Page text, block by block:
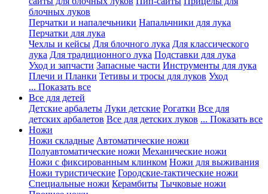
блочных луков
Перчатки и напалечьники Напальчники для лука
Перчатки для лука
Чехлы и кейсы Для блочного лука Для классического
лука Для традиционного лука Подставки для лука
Уход и запчасти Запасные части Инструменты для лука
Плечи и Планки Тетивы и тросы для луков Уход
... Показать все
Все для детей
Детские арбалеты Луки детские Рогатки Все для
детских арбалетов Все для детских луков ... Показать все
Ножи
Ножи складные Автоматические ножи
Полуавтоматические ножи Механические ножи
Ножи с фиксированным клинком Ножи для выживания
Ножи туристические Городские-тактические ножи
Специальные ножи Керамбиты Тычковые ножи